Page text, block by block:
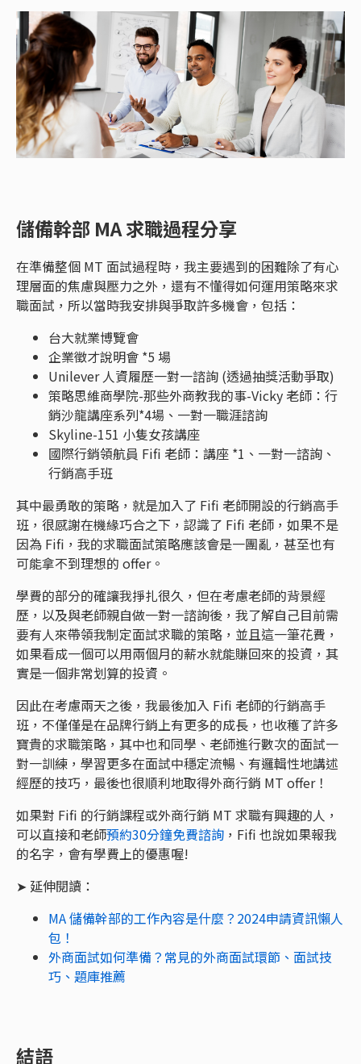
儲備幹部 MA 求職過程分享
在準備整個 MT 面試過程時，我主要遇到的困難除了有心
理層面的焦慮與壓力之外，還有不懂得如何運用策略來求
職面試，所以當時我安排與爭取許多機會，包括：
台大就業博覽會
企業徵才說明會 *5 場
Unilever 人資履歷一對一諮詢 (透過抽獎活動爭取)
策略思維商學院-那些外商教我的事-Vicky 老師：行
銷沙龍講座系列*4場、一對一職涯諮詢
Skyline-151 小隻女孩講座
國際行銷領航員 Fifi 老師：講座 *1、一對一諮詢、
行銷高手班
其中最勇敢的策略，就是加入了 Fifi 老師開設的行銷高手
班，很感謝在機緣巧合之下，認識了 Fifi 老師，如果不是
因為 Fifi，我的求職面試策略應該會是一團亂，甚至也有
可能拿不到理想的 offer。
學費的部分的確讓我掙扎很久，但在考慮老師的背景經
歷，以及與老師親自做一對一諮詢後，我了解自己目前需
要有人來帶領我制定面試求職的策略，並且這一筆花費，
如果看成一個可以用兩個月的薪水就能賺回來的投資，其
實是一個非常划算的投資。
因此在考慮兩天之後，我最後加入 Fifi 老師的行銷高手
班，不僅僅是在品牌行銷上有更多的成長，也收穫了許多
寶貴的求職策略，其中也和同學、老師進行數次的面試一
對一訓練，學習更多在面試中穩定流暢、有邏輯性地講述
經歷的技巧，最後也很順利地取得外商行銷 MT offer！
如果對 Fifi 的行銷課程或外商行銷 MT 求職有興趣的人，
可以直接和老師預約30分鐘免費諮詢 ，Fifi 也說如果報我
的名字，會有學費上的優惠喔!
➤ 延伸閱讀：
MA 儲備幹部的工作內容是什麼？2024申請資訊懶人
包！
外商面試如何準備？常見的外商面試環節、面試技
巧、題庫推薦
結語